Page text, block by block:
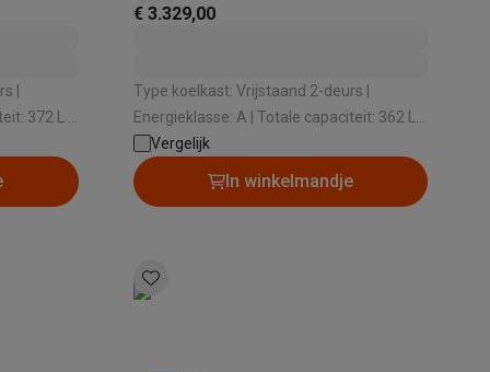
accessoires
Smartphone gaming controllersAccessoires
|
€ 3.329,00
Type koelkast: Vrijstaand 2-deurs |
Energieklasse: A | Totale capaciteit: 362 L |
Vriessysteem: No Frost | Geluidsniveau: 29
dB
Vergelijk
In winkelmandje